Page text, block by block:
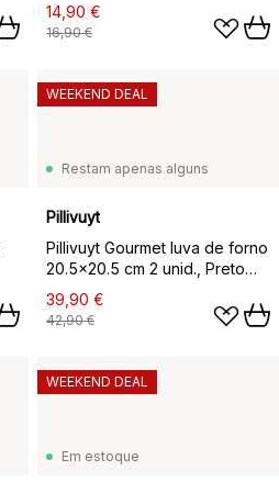
14,90 €
16,90 €
Restam apenas alguns
Pillivuyt
Pillivuyt Gourmet luva de forno
20.5x20.5 cm 2 unid., Preto
couro
39,90 €
42,90 €
WEEKEND DEAL
Em estoque
WEEKEND DEAL